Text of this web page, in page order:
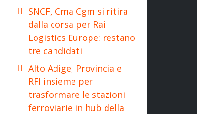
SNCF, Cma Cgm si ritira
dalla corsa per Rail
Logistics Europe: restano
tre candidati
Alto Adige, Provincia e
RFI insieme per
trasformare le stazioni
ferroviarie in hub della